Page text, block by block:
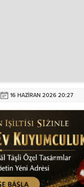
16 HAZIRAN 2026 20:27